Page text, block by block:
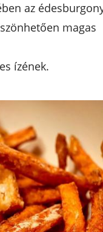
az
magas
ízének.